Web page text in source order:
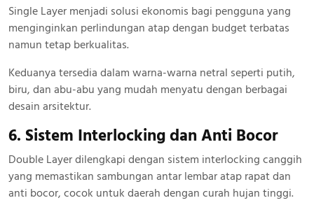
Single Layer menjadi solusi ekonomis bagi pengguna yang
menginginkan perlindungan atap dengan budget terbatas
namun tetap berkualitas.
Keduanya tersedia dalam warna-warna netral seperti putih,
biru, dan abu-abu yang mudah menyatu dengan berbagai
desain arsitektur.
6. Sistem Interlocking dan Anti Bocor
Double Layer dilengkapi dengan sistem interlocking canggih
yang memastikan sambungan antar lembar atap rapat dan
anti bocor, cocok untuk daerah dengan curah hujan tinggi.